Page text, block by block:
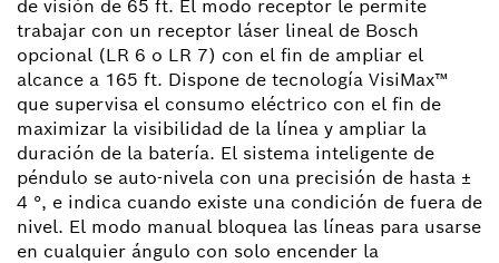
de visión de 65 ft. El modo receptor le permite
trabajar con un receptor láser lineal de Bosch
opcional (LR 6 o LR 7) con el fin de ampliar el
alcance a 165 ft. Dispone de tecnología VisiMax™
que supervisa el consumo eléctrico con el fin de
maximizar la visibilidad de la línea y ampliar la
duración de la batería. El sistema inteligente de
péndulo se auto-nivela con una precisión de hasta ±
4 °, e indica cuando existe una condición de fuera de
nivel. El modo manual bloquea las líneas para usarse
en cualquier ángulo con solo encender la